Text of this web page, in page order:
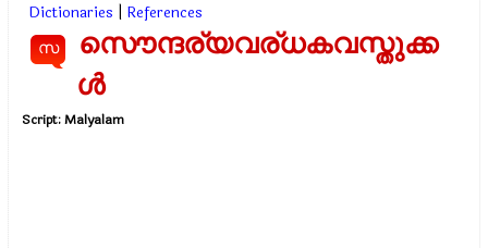
Dictionaries References
സ
സൌന്ദര്യവര്ധകവസ്തുക്ക
ള്‍
Script:Malyalam